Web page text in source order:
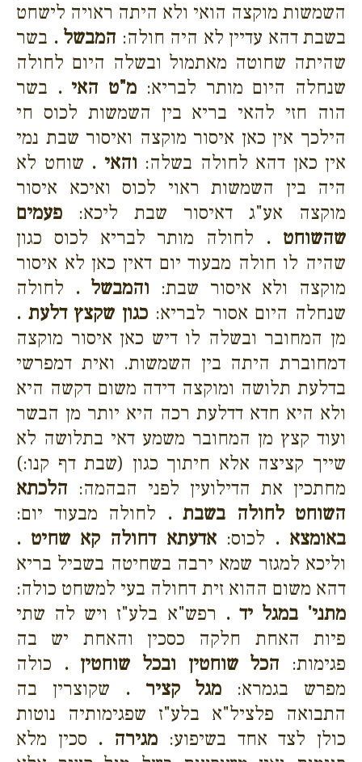
השמשות מוקצה הואי ולא היתה ראויה לישחט
בשבת דהא עדיין לא היה חולה: המבשל . בשר
שהיתה שחוטה מאתמול ובשלה היום לחולה
שנחלה היום מותר לבריא: מ"ט האי . בשר
הוה חזי להאי בריא בין השמשות לכוס חי
הילכך אין כאן איסור מוקצה ואיסור שבת נמי
אין כאן דהא לחולה בשלה: והאי . שוחט לא
היה בין השמשות ראוי לכוס ואיכא איסור
מוקצה אע"ג דאיסור שבת ליכא: פעמים
שהשוחט . לחולה מותר לבריא לכוס כגון
שהיה לו חולה מבעוד יום דאין כאן לא איסור
מוקצה ולא איסור שבת: והמבשל . לחולה
שנחלה היום אסור לבריא: כגון שקצץ דלעת .
מן המחובר ובשלה לו דיש כאן איסור מוקצה
דמחוברת היתה בין השמשות. ואית דמפרשי
בדלעת תלושה ומוקצה דידה משום דקשה היא
ולא היא חדא דדלעת רכה היא יותר מן הבשר
ועוד קצץ מן המחובר משמע דאי בתלושה לא
שייך קציצה אלא חיתוך כגון (שבת דף קנו:)
מחתכין את הדילועין לפני הבהמה: הלכתא
השוחט לחולה בשבת . לחולה מבעוד יום:
באומצא . לכוס:אדעתא דחולה קא שחיט .
וליכא למגזר שמא ירבה בשחיטה בשביל בריא
דהא משום ההוא זית דחולה בעי למשחט כולה:
מתני' במגל יד . רפש"א בלע"ז ויש לה שתי
פיות האחת חלקה כסכין והאחת יש בה
פגימות: הכל שוחטין ובכל שוחטין . כולה
מפרש בגמרא: מגל קציר . שקוצרין בה
התבואה פלציל"א בלע"ז שפגימותיה נוטות
כולן לצד אחד בשיפוע: מגירה . סכין מלא